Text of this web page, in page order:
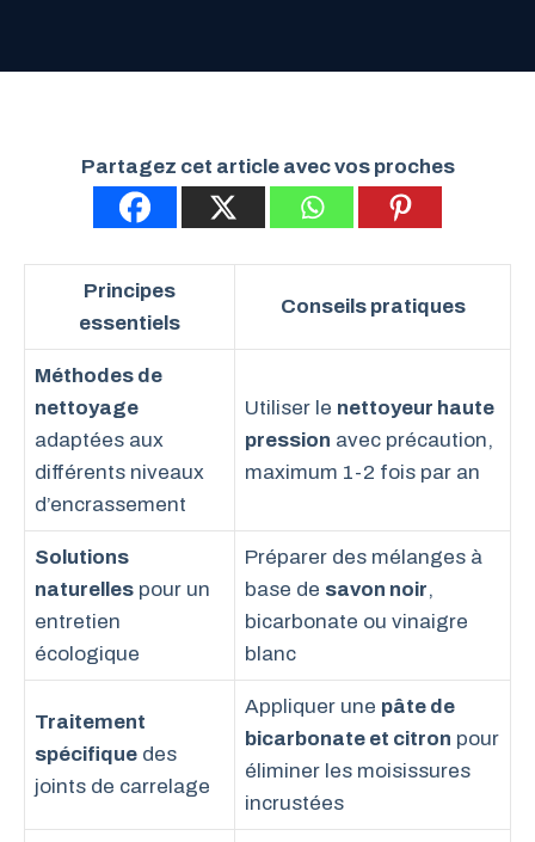
Partagez cet article avec vos proches
Principes
essentiels
Conseils pratiques
Méthodes de
nettoyage
adaptées aux
différents niveaux
d’encrassement
Utiliser le nettoyeur haute
pression avec précaution,
maximum 1-2 fois par an
Solutions
naturelles pour un
entretien
écologique
Préparer des mélanges à
base de savon noir,
bicarbonate ou vinaigre
blanc
Traitement
spécifique des
joints de carrelage
Appliquer une pâte de
bicarbonate et citron pour
éliminer les moisissures
incrustées